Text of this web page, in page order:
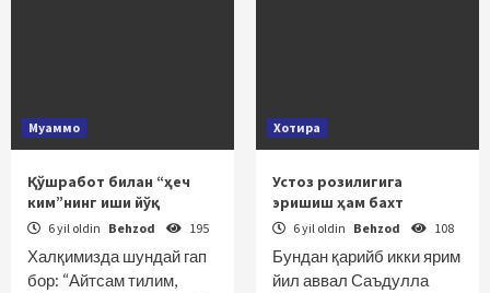
Муаммо
Қўшработ билан “ҳеч
ким”нинг иши йўқ
6 yil oldin Behzod 195
Халқимизда шундай гап
бор: “Айтсам тилим,
Хотира
Устоз розилигига
эришиш ҳам бахт
6 yil oldin Behzod 108
Бундан қарийб икки ярим
йил аввал Саъдулла